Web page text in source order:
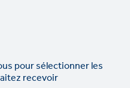
pour sélectionner les
recevoir